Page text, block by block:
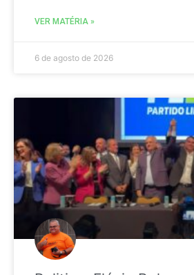
VER MATÉRIA »
6 de agosto de 2026